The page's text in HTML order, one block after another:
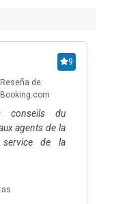
los sábados para
alquilar para
recepción (-1), el
sala de reuniones,
(bajo supervisión
para todos los
9
Reseña de:
Booking.com
conseils du
agents de la
de la